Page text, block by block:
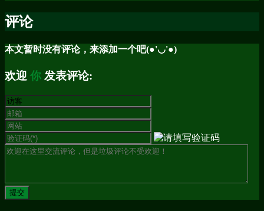
评论
本文暂时没有评论，来添加一个吧(●'◡'●)
欢迎 你 发表评论: